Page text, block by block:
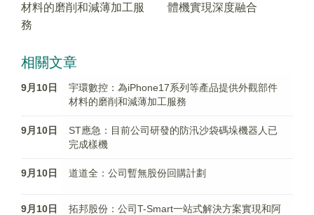
材料的磨削和減薄加工服
務
體機實現深度融合
相關文章
9月10日
宇環數控：為iPhone17系列等產品提供外觀部件
材料的磨削和減薄加工服務
9月10日
ST應急：目前公司研發的防汛沙袋碼垛機器人已
完成樣機
9月10日 道道全：公司暫無股份回購計劃
9月10日
拓邦股份：公司T-Smart一站式解決方案實現和阿